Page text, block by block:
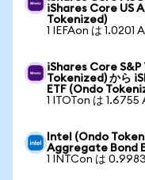
iShares Core US
Tokenized)
1 IEFAon は 1.0201
iShares Core
Tokenized) から
ETF (Ondo
1 ITOTon は 1.6755
Intel (Ondo
Aggregate Bond
1 INTCon は